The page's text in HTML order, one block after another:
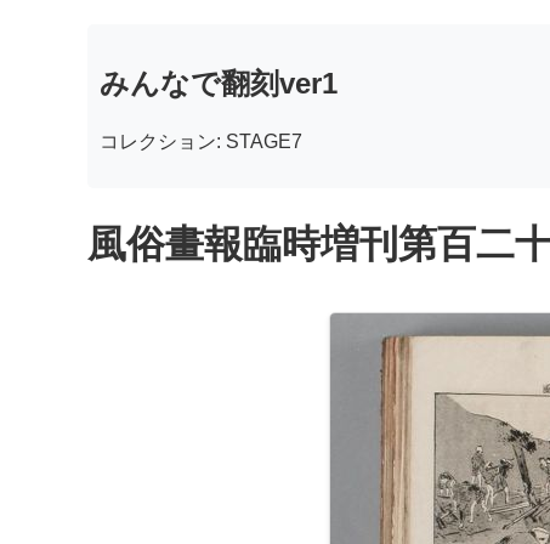
みんなで翻刻ver1
コレクション: STAGE7
風俗畫報臨時増刊第百二